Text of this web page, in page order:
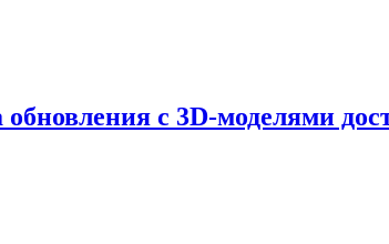
с 3D-моделями